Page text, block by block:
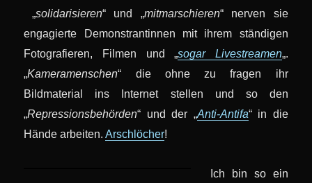
„solidarisieren“ und „mitmarschieren“ nerven sie
engagierte Demonstrantinnen mit ihrem ständigen
Fotografieren, Filmen und „sogar Livestreamen„.
„Kameramenschen“ die ohne zu fragen ihr
Bildmaterial ins Internet stellen und so den
„Repressionsbehörden“ und der „Anti-Antifa“ in die
Hände arbeiten.Arschlöcher!
Ich bin so ein